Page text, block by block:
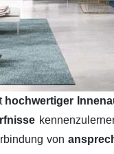
hochwertiger
von